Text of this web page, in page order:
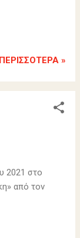
»
2021 στο
από τον